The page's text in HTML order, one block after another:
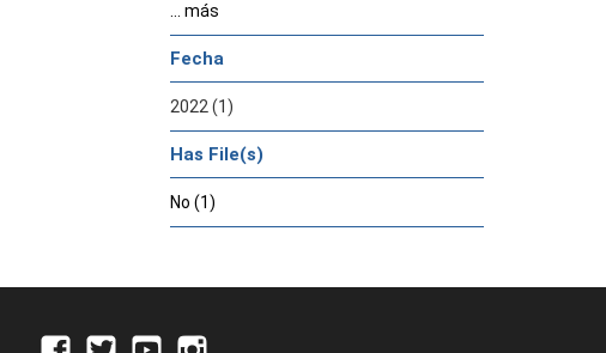
... más
Fecha
2022 (1)
Has File(s)
No (1)